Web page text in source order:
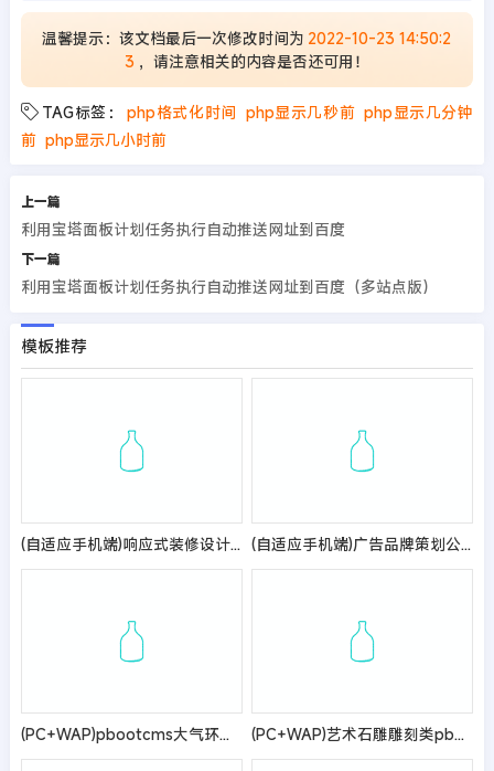
温馨提示：该文档最后一次修改时间为 2022-10-23 14:50:2
3 ，请注意相关的内容是否还可用！
TAG标签： php格式化时间 php显示几秒前 php显示几分钟
前 php显示几小时前
上一篇
利用宝塔面板计划任务执行自动推送网址到百度
下一篇
利用宝塔面板计划任务执行自动推送网址到百度（多站点版）
模板推荐
(自适应手机端)响应式装修设计网站模板 装修装潢公司网站源码 (自适应手机端)广告品牌策划公司网站pbootcms模板 广告品牌策划设计公司网站源码
(PC+WAP)pbootcms大气环保资讯新闻网站模板 蓝色政府协会网站源码 (PC+WAP)艺术石雕雕刻类pbootcms企业网站模板 古典水墨风格网站源码